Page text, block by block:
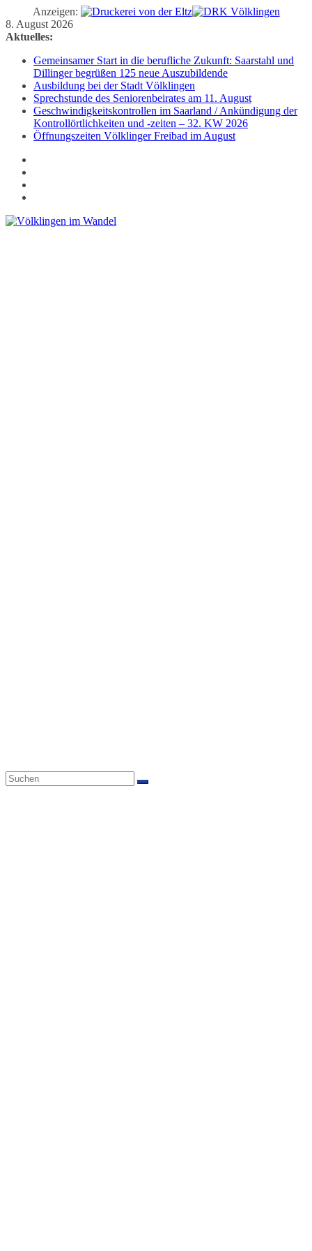
Anzeigen:
Zum
Inhalt
8. August 2026
Aktuelles:
Gemeinsamer Start in die berufliche Zukunft: Saarstahl und
Dillinger begrüßen 125 neue Auszubildende
Ausbildung bei der Stadt Völklingen
Sprechstunde des Seniorenbeirates am 11. August
Geschwindigkeitskontrollen im Saarland / Ankündigung der
Kontrollörtlichkeiten und -zeiten – 32. KW 2026
Öffnungszeiten Völklinger Freibad im August